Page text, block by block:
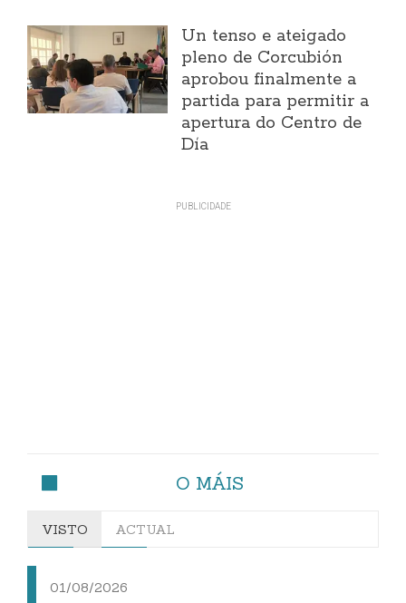
Un tenso e ateigado
pleno de Corcubión
aprobou finalmente a
partida para permitir a
apertura do Centro de
Día
O MÁIS
VISTO ACTUAL
01/08/2026